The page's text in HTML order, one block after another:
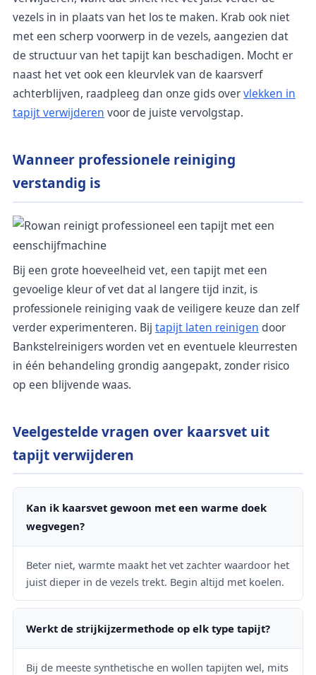
vezels in in plaats van het los te maken. Krab ook niet
met een scherp voorwerp in de vezels, aangezien dat
de structuur van het tapijt kan beschadigen. Mocht er
naast het vet ook een kleurvlek van de kaarsverf
achterblijven, raadpleeg dan onze gids overvlekken in
tapijt verwijderen voor de juiste vervolgstap.
Wanneer professionele reiniging
verstandig is
Bij een grote hoeveelheid vet, een tapijt met een
gevoelige kleur of vet dat al langere tijd inzit, is
professionele reiniging vaak de veiligere keuze dan zelf
verder experimenteren. Bij tapijt laten reinigen door
Bankstelreinigers worden vet en eventuele kleurresten
in één behandeling grondig aangepakt, zonder risico
op een blijvende waas.
Veelgestelde vragen over kaarsvet uit
tapijt verwijderen
Kan ik kaarsvet gewoon met een warme doek
wegvegen?
Beter niet, warmte maakt het vet zachter waardoor het
juist dieper in de vezels trekt. Begin altijd met koelen.
Werkt de strijkijzermethode op elk type tapijt?
Bij de meeste synthetische en wollen tapijten wel, mits